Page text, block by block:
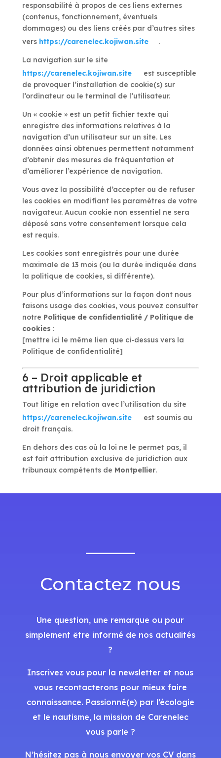
responsabilité à propos de ces liens externes
(contenus, fonctionnement, éventuels
dommages) ou des liens créés par d’autres sites
vers https://carenelec.kojiwan.site .
La navigation sur le site
https://carenelec.kojiwan.site
est susceptible
de provoquer l’installation de cookie(s) sur
l’ordinateur ou le terminal de l’utilisateur.
Un « cookie » est un petit fichier texte qui
enregistre des informations relatives à la
navigation d’un utilisateur sur un site. Les
données ainsi obtenues permettent notamment
d’obtenir des mesures de fréquentation et
d’améliorer l’expérience de navigation.
Vous avez la possibilité d’accepter ou de refuser
les cookies en modifiant les paramètres de votre
navigateur. Aucun cookie non essentiel ne sera
déposé sans votre consentement lorsque cela
est requis.
Les cookies sont enregistrés pour une durée
maximale de 13 mois (ou la durée indiquée dans
la politique de cookies, si différente).
Pour plus d’informations sur la façon dont nous
faisons usage des cookies, vous pouvez consulter
notre Politique de confidentialité / Politique de
cookies :
[mettre ici le même lien que ci-dessus vers la
Politique de confidentialité]
6 – Droit applicable et
attribution de juridiction
Tout litige en relation avec l’utilisation du site
https://carenelec.kojiwan.site
est soumis au
droit français.
En dehors des cas où la loi ne le permet pas, il
est fait attribution exclusive de juridiction aux
tribunaux compétents de Montpellier.
Contactez nous
Une question, une remarque ou pour
simplement être informé de nos actualités
?
Inscrivez vous pour la newsletter et nous
vous recontacterons pour mieux faire
connaissance. Passionné(e) par l’écologie
et le nautisme, la mission de Carenelec
vous parle ?
N’hésitez pas à nous envoyer vos CV dans